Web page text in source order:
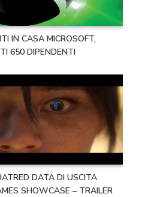
IN CASA MICROSOFT,
650 DIPENDENTI
DATA DI USCITA
SHOWCASE – TRAILER